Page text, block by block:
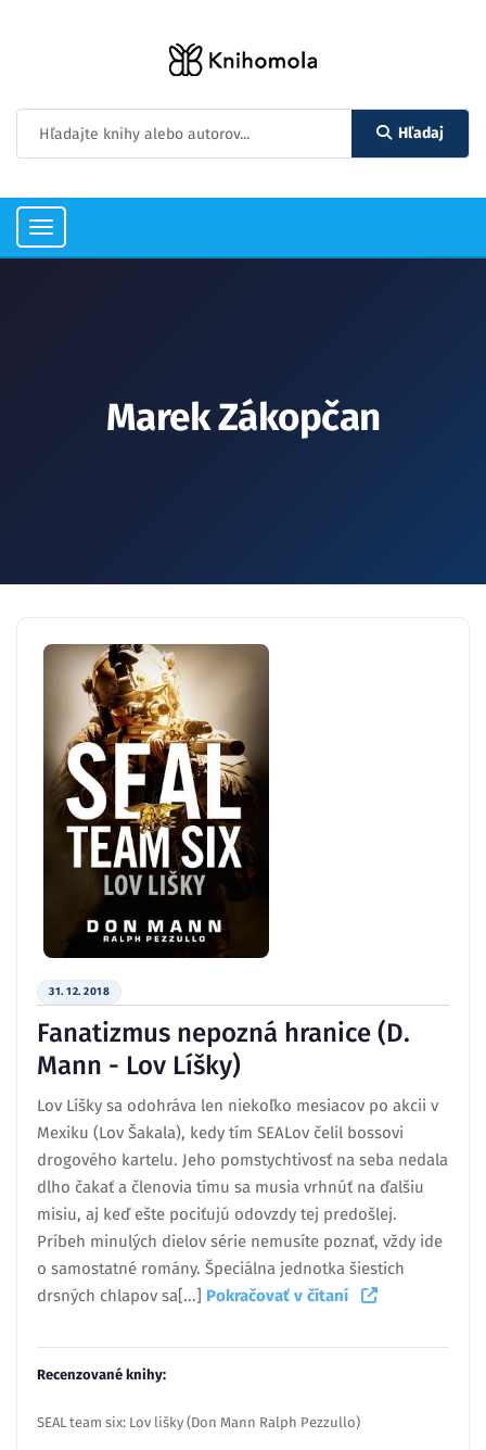
Hľadaj
Toggle
Marek Zákopčan
31. 12. 2018
Fanatizmus nepozná hranice (D.
Mann - Lov Líšky)
Lov Líšky sa odohráva len niekoľko mesiacov po akcii v
Mexiku (Lov Šakala), kedy tím SEALov čelil bossovi
drogového kartelu. Jeho pomstychtivosť na seba nedala
dlho čakať a členovia tímu sa musia vrhnúť na ďalšiu
misiu, aj keď ešte pociťujú odovzdy tej predošlej.
Príbeh minulých dielov série nemusíte poznať, vždy ide
o samostatné romány. Špeciálna jednotka šiestich
drsných chlapov sa[...] Pokračovať v čítaní
Recenzované knihy:
SEAL team six: Lov lišky (Don Mann Ralph Pezzullo)